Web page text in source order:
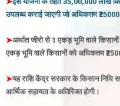
उपलब्ध कराई जाएगी जो अधिकतम ₹25000
➤अर्थात जीरो से 1 एकड़ भूमि वाले
एकड़ भूमि वाले किसानों को अधिकतम
➤यह राशि केंद्र सरकार के किसान निधि
आर्थिक सहायता के अतिरिक्त होगी।